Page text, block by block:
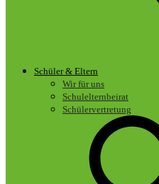
Schüler & Eltern
Wir für uns
Schulelternbeirat
Schülervertretung